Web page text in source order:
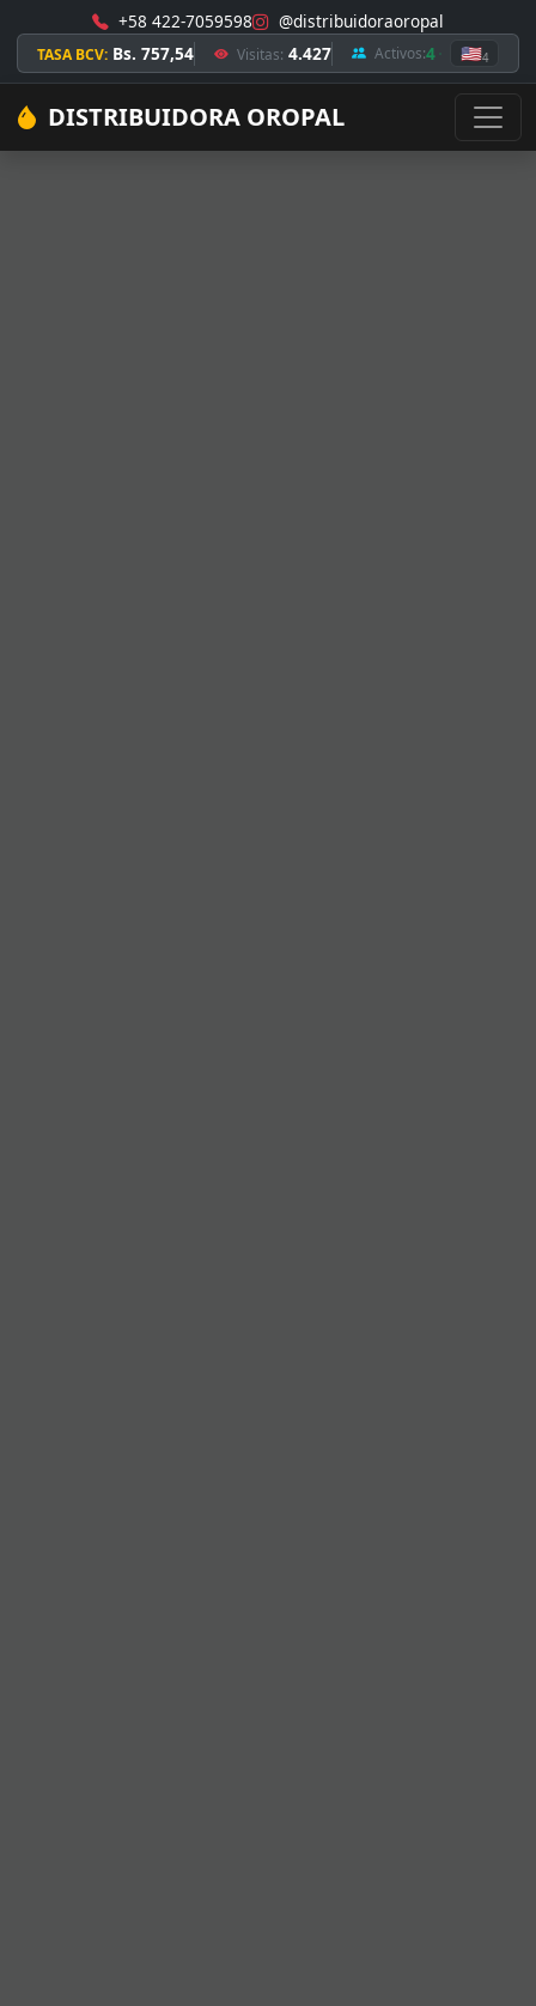
+58 422-7059598 @distribuidoraoropal
TASA BCV: Bs. 757,54 Visitas: 4.427 Activos:4 🇺🇸4
DISTRIBUIDORA OROPAL